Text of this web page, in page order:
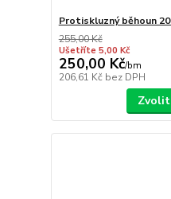
Protiskluzný běhoun
255,00 Kč
Ušetříte 5,00 Kč
250,00 Kč/bm
206,61 Kč bez DPH